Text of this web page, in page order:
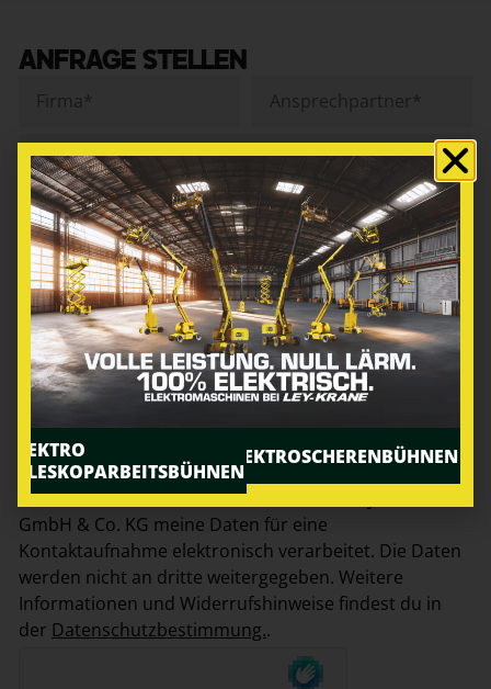
ANFRAGE STELLEN
Ich bin einverstanden, dass die Firma Ley-Krane
GmbH & Co. KG meine Daten für eine
Kontaktaufnahme elektronisch verarbeitet. Die Daten
werden nicht an dritte weitergegeben. Weitere
Informationen und Widerrufshinweise findest du in
der Datenschutzbestimmung..
ELEKTRO
TELESKOPARBEITSBÜHNEN
ELEKTROSCHERENBÜHNEN